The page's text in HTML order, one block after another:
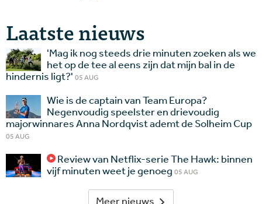
Laatste nieuws
'Mag ik nog steeds drie minuten zoeken als we
het op de tee al eens zijn dat mijn bal in de
hindernis ligt?' 05 AUG
Wie is de captain van Team Europa?
Negenvoudig speelster en drievoudig
majorwinnares Anna Nordqvist ademt de Solheim Cup
05 AUG
Review van Netflix-serie The Hawk: binnen
vijf minuten weet je genoeg 05 AUG
Meer nieuws